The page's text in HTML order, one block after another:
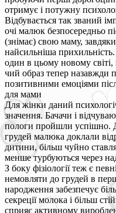
отримує і потужну
Відбувається так званий
очі малюк безпосередньо
(знімає) свою маму,
найсильніша
один в цьому новому
чий образ тепер назавжди
позитивними емоціями
для мами
Для жінки даний
значення. Бачачи і
пологи пройшли успішно.
грудей малюка доклали
дитини, більш чуйно
менше турбуються через
З боку фізіології теж є
немовляти до грудей в
народження забезпечує
секреції молока і більш
сприяє активному